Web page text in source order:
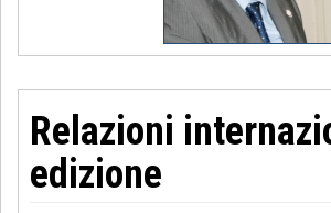
Relazioni
edizione